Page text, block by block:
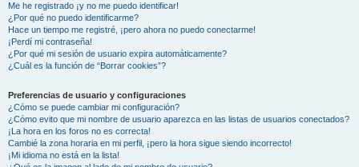
Me he registrado ¡y no me puedo identificar!
¿Por qué no puedo identificarme?
Hace un tiempo me registré, ¡pero ahora no puedo conectarme!
¡Perdí mi contraseña!
¿Por qué mi sesión de usuario expira automáticamente?
¿Cuál es la función de “Borrar cookies”?
Preferencias de usuario y configuraciones
¿Cómo se puede cambiar mi configuración?
¿Cómo evito que mi nombre de usuario aparezca en las listas de usuarios conectados?
¡La hora en los foros no es correcta!
Cambié la zona horaria en mi perfil, ¡pero la hora sigue siendo incorrecto!
¡Mi idioma no está en la lista!